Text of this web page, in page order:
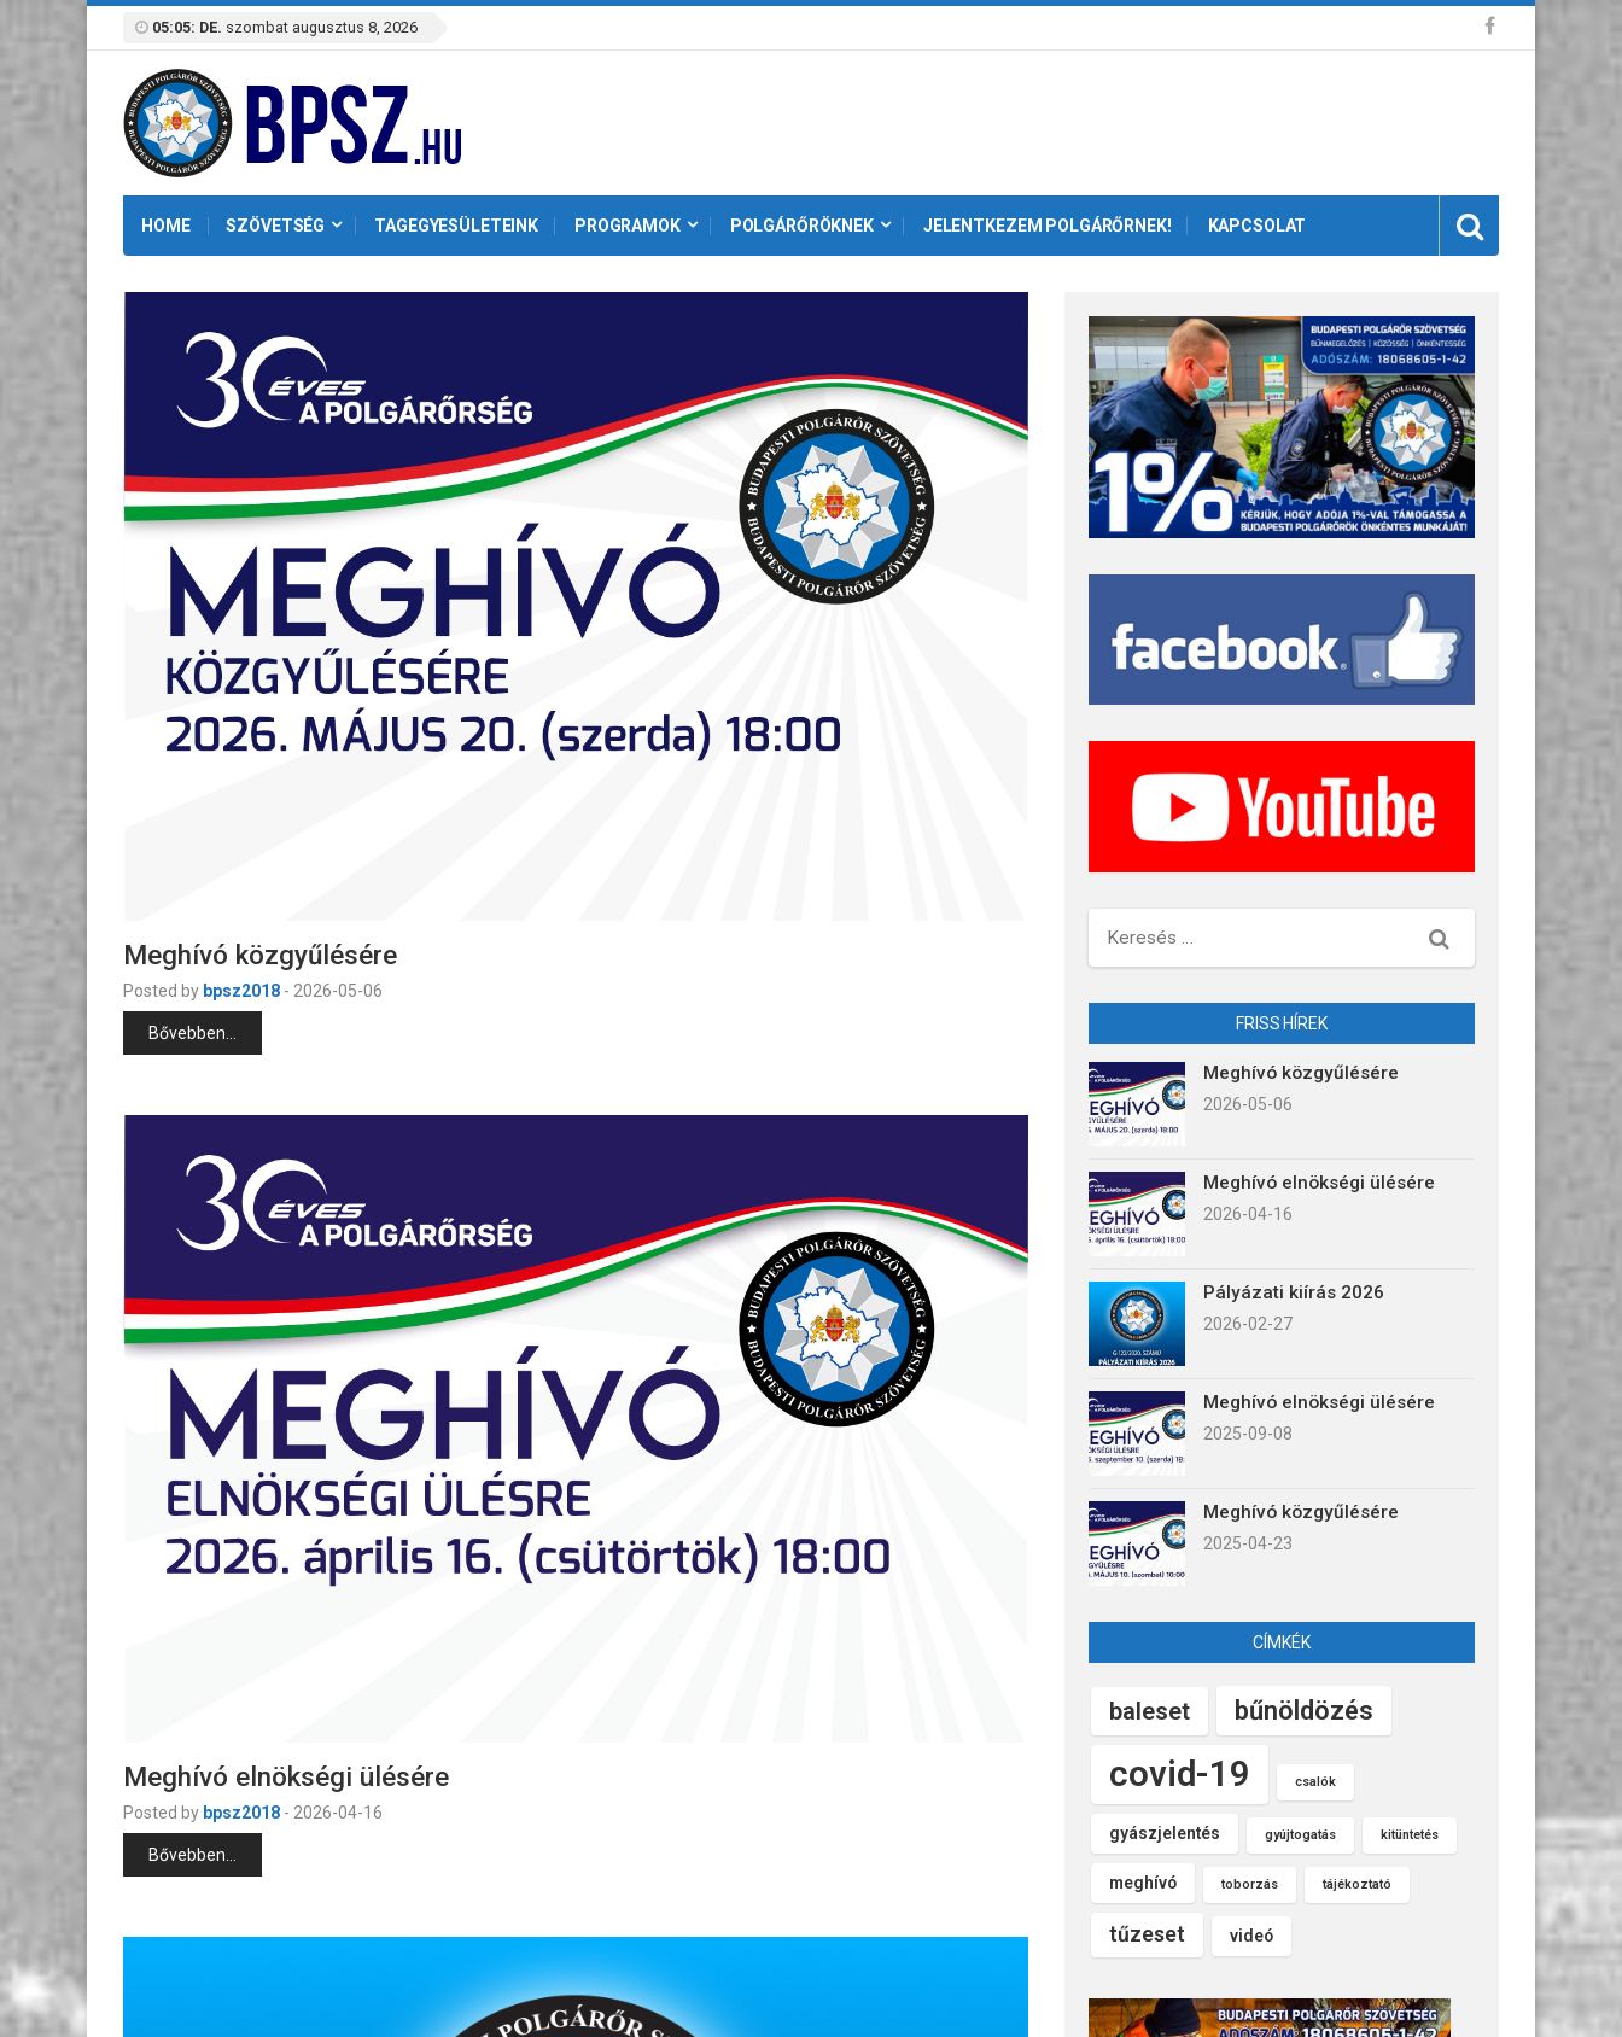
05:05: DE. szombat augusztus 8, 2026
HOME SZÖVETSÉG TAGEGYESÜLETEINK PROGRAMOK POLGÁRŐRÖKNEK JELENTKEZEM POLGÁRŐRNEK! KAPCSOLAT
Meghívó közgyűlésére
Posted by bpsz2018 - 2026-05-06
Bővebben...
Meghívó elnökségi ülésére
Posted by bpsz2018 - 2026-04-16
Bővebben...
Keresés
FRISS HÍREK
Meghívó közgyűlésére
2026-05-06
Meghívó elnökségi ülésére
2026-04-16
Pályázati kiírás 2026
2026-02-27
Meghívó elnökségi ülésére
2025-09-08
Meghívó közgyűlésére
2025-04-23
CÍMKÉK
baleset bűnöldözés
covid-19 csalók
gyászjelentés gyújtogatás kitüntetés
meghívó toborzás tájékoztató
tűzeset videó